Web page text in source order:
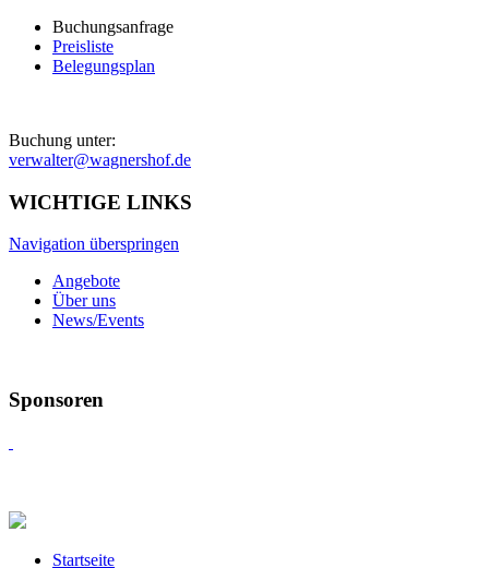
Buchungsanfrage
Preisliste
Belegungsplan
Buchung unter:
verwalter@wagnershof.de
WICHTIGE LINKS
Navigation überspringen
Angebote
Über uns
News/Events
Sponsoren
Startseite